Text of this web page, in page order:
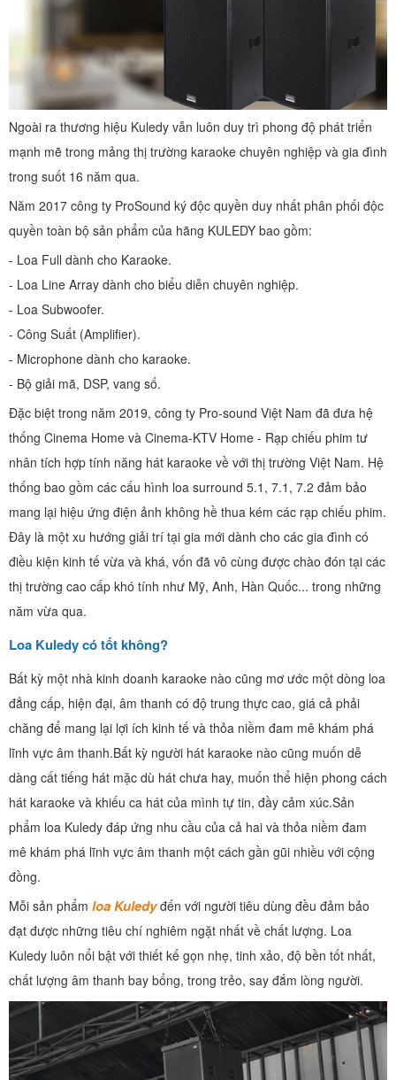
Ngoài ra thương hiệu Kuledy vẫn luôn duy trì phong độ phát triển
mạnh mẽ trong mảng thị trường karaoke chuyên nghiệp và gia đình
trong suốt 16 năm qua.
Năm 2017 công ty ProSound ký độc quyền duy nhất phân phối độc
quyền toàn bộ sản phẩm của hãng KULEDY bao gồm:
- Loa Full dành cho Karaoke.
- Loa Line Array dành cho biểu diễn chuyên nghiệp.
- Loa Subwoofer.
- Công Suất (Amplifier).
- Microphone dành cho karaoke.
- Bộ giải mã, DSP, vang số.
Đặc biệt trong năm 2019, công ty Pro-sound Việt Nam đã đưa hệ
thống Cinema Home và Cinema-KTV Home - Rạp chiếu phim tư
nhân tích hợp tính năng hát karaoke về với thị trường Việt Nam. Hệ
thống bao gồm các cấu hình loa surround 5.1, 7.1, 7.2 đảm bảo
mang lại hiệu ứng điện ảnh không hề thua kém các rạp chiếu phim.
Đây là một xu hướng giải trí tại gia mới dành cho các gia đình có
điều kiện kinh tế vừa và khá, vốn đã vô cùng được chào đón tại các
thị trường cao cấp khó tính như Mỹ, Anh, Hàn Quốc... trong những
năm vừa qua.
Loa Kuledy có tốt không?
Bất kỳ một nhà kinh doanh karaoke nào cũng mơ ước một dòng loa
đẳng cấp, hiện đại, âm thanh có độ trung thực cao, giá cả phải
chăng để mang lại lợi ích kinh tế và thỏa niềm đam mê khám phá
lĩnh vực âm thanh.Bất kỳ người hát karaoke nào cũng muốn dễ
dàng cất tiếng hát mặc dù hát chưa hay, muốn thể hiện phong cách
hát karaoke và khiếu ca hát của mình tự tin, đầy cảm xúc.Sản
phẩm loa Kuledy đáp ứng nhu cầu của cả hai và thỏa niềm đam
mê khám phá lĩnh vực âm thanh một cách gần gũi nhiều với cộng
đồng.
Mỗi sản phẩm loa Kuledyđến với người tiêu dùng đều đảm bảo
đạt được những tiêu chí nghiêm ngặt nhất về chất lượng. Loa
Kuledy luôn nổi bật với thiết kế gọn nhẹ, tinh xảo, độ bền tốt nhất,
chất lượng âm thanh bay bổng, trong trẻo, say đắm lòng người.